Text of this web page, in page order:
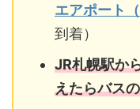
エアポート（
到着）
JR札幌駅か
えたらバス